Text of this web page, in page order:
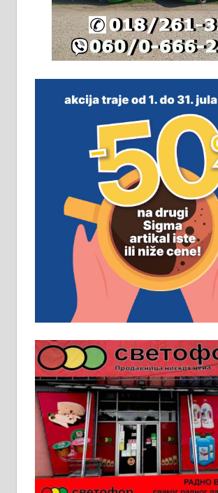
ПОСЛОВНИ ОГЛАСИ
Рудник и флотација
д.о.о. Рудник
помоћника рудара.
искуство на истим и
пословима, али не и
услов. Обезбеђен
превоз, исхрана. 032/57-41-
локал 22
Пружам услуге завршних
у грађевини,
молерских радова. 061/25-28-
Ало таксију потребан возач
категоријом. 064/02-85-511
Потребна два радника за
стоваришту „Липа
Алексинцу. За
информација доћи
стовариште у улици
Горког 26 сваког радног
8 до 15 часова. 063/465-045
Чистим све врсте
061/32-13-445